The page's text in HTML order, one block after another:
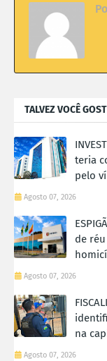
TALVEZ VOCÊ
teria
pelo
Agosto 07, 2026
de
Agosto 07, 2026
na
Agosto 07, 2026